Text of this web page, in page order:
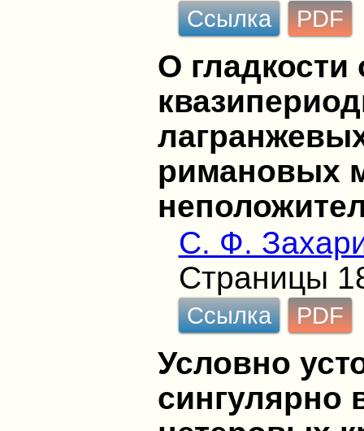
Ссылка PDF
О
римановых
С. Ф.
Страницы
Ссылка PDF
Условно
сингулярно